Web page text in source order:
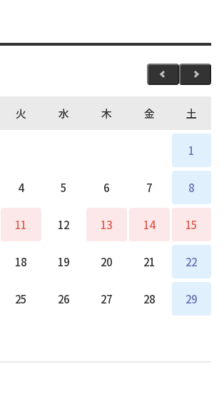
火 水 木 金 土
1
4 5 6 7 8
11 12 13 14 15
18 19 20 21 22
25 26 27 28 29